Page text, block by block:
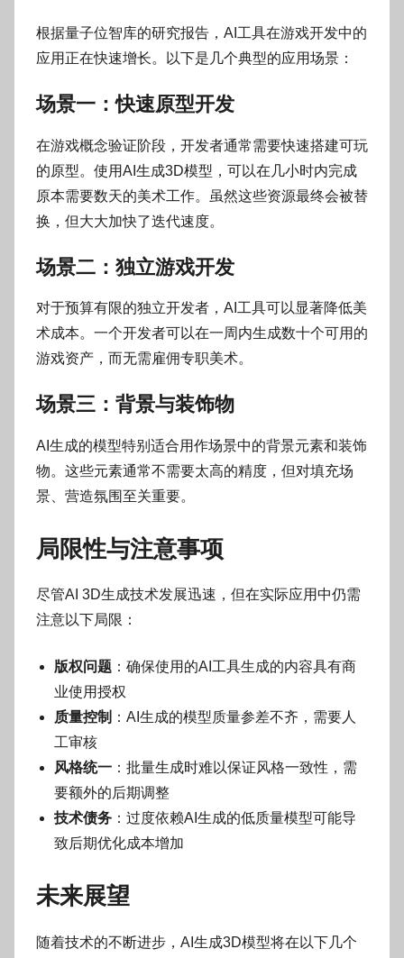
根据量子位智库的研究报告，AI工具在游戏开发中的
应用正在快速增长。以下是几个典型的应用场景：
场景一：快速原型开发
在游戏概念验证阶段，开发者通常需要快速搭建可玩
的原型。使用AI生成3D模型，可以在几小时内完成
原本需要数天的美术工作。虽然这些资源最终会被替
换，但大大加快了迭代速度。
场景二：独立游戏开发
对于预算有限的独立开发者，AI工具可以显著降低美
术成本。一个开发者可以在一周内生成数十个可用的
游戏资产，而无需雇佣专职美术。
场景三：背景与装饰物
AI生成的模型特别适合用作场景中的背景元素和装饰
物。这些元素通常不需要太高的精度，但对填充场
景、营造氛围至关重要。
局限性与注意事项
尽管AI 3D生成技术发展迅速，但在实际应用中仍需
注意以下局限：
版权问题 ：确保使用的AI工具生成的内容具有商
业使用授权
质量控制 ：AI生成的模型质量参差不齐，需要人
工审核
风格统一 ：批量生成时难以保证风格一致性，需
要额外的后期调整
技术债务 ：过度依赖AI生成的低质量模型可能导
致后期优化成本增加
未来展望
随着技术的不断进步，AI生成3D模型将在以下几个